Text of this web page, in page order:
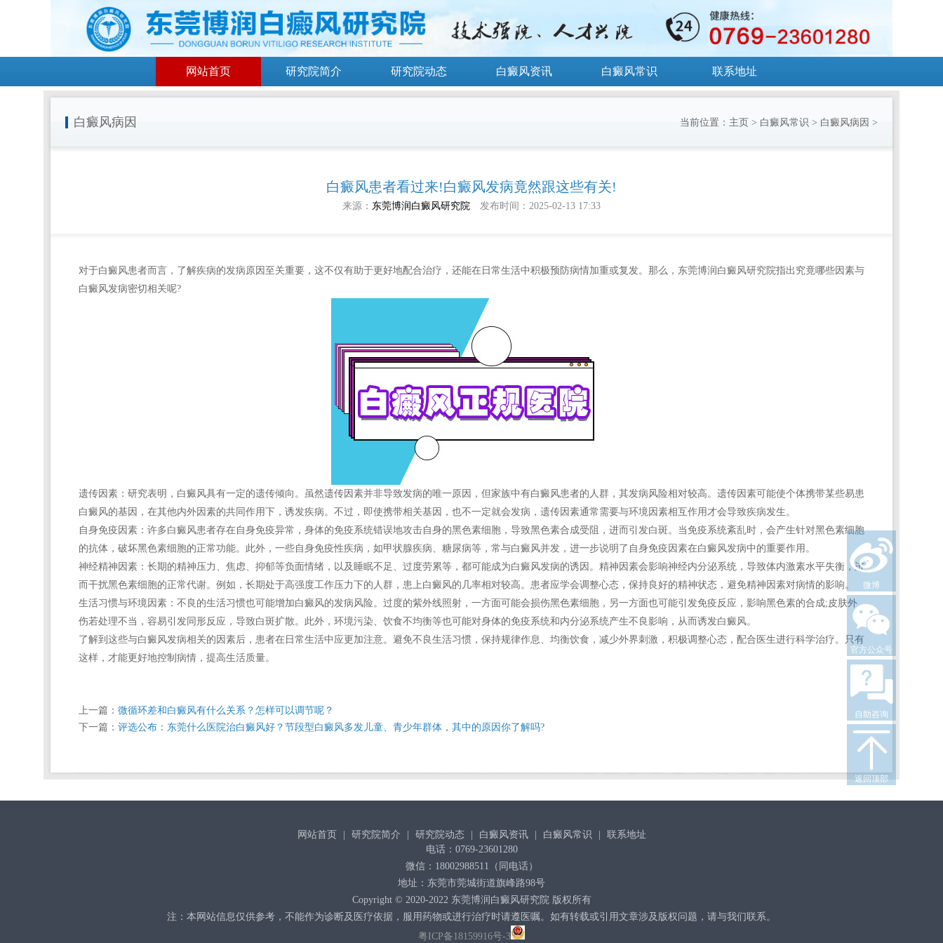
网站首页 研究院简介 研究院动态 白癜风资讯 白癜风常识 联系地址
白癜风病因 当前位置： 主页 > 白癜风常识 > 白癜风病因 >
白癜风患者看过来!白癜风发病竟然跟这些有关!
来源： 东莞博润白癜风研究院 发布时间：2025-02-13 17:33
对于白癜风患者而言，了解疾病的发病原因至关重要，这不仅有助于更好地配合治疗，还能在日常生活中积极预防病情加重或复发。那么， 东莞博润白癜风研究院指出究竟哪些因素与
白癜风发病密切相关呢?
遗传因素：研究表明，白癜风具有一定的遗传倾向。虽然遗传因素并非导致发病的唯一原因，但家族中有白癜风患者的人群，其发病风险相对较高。遗传因素可能使个体携带某些易患
白癜风的基因，在其他内外因素的共同作用下，诱发疾病。不过，即使携带相关基因，也不一定就会发病，遗传因素通常需要与环境因素相互作用才会导致疾病发生。
自身免疫因素：许多白癜风患者存在自身免疫异常，身体的免疫系统错误地攻击自身的黑色素细胞，导致黑色素合成受阻，进而引发白斑。当免疫系统紊乱时，会产生针对黑色素细胞
的抗体，破坏黑色素细胞的正常功能。此外，一些自身免疫性疾病，如甲状腺疾病、糖尿病等，常与白癜风并发，进一步说明了自身免疫因素在白癜风发病中的重要作用。
神经精神因素：长期的精神压力、焦虑、抑郁等负面情绪，以及睡眠不足、过度劳累等，都可能成为白癜风发病的诱因。精神因素会影响神经内分泌系统，导致体内激素水平失衡，进
而干扰黑色素细胞的正常代谢。例如，长期处于高强度工作压力下的人群，患上白癜风的几率相对较高。患者应学会调整心态，保持良好的精神状态，避免精神因素对病情的影响。
生活习惯与环境因素：不良的生活习惯也可能增加白癜风的发病风险。过度的紫外线照射，一方面可能会损伤黑色素细胞，另一方面也可能引发免疫反应，影响黑色素的合成;皮肤外
伤若处理不当，容易引发同形反应，导致白斑扩散。此外，环境污染、饮食不均衡等也可能对身体的免疫系统和内分泌系统产生不良影响，从而诱发白癜风。
了解到这些与白癜风发病相关的因素后，患者在日常生活中应更加注意。避免不良生活习惯，保持规律作息、均衡饮食，减少外界刺激，积极调整心态，配合医生进行科学治疗。只有
这样，才能更好地控制病情，提高生活质量。
上一篇： 微循环差和白癜风有什么关系？怎样可以调节呢？
下一篇： 评选公布：东莞什么医院治白癜风好？节段型白癜风多发儿童、青少年群体，其中的原因你了解吗?
网站首页 | 研究院简介 | 研究院动态 | 白癜风资讯 | 白癜风常识 |
联系地址
电话：0769-23601280
微信：18002988511（同电话）
地址：东莞市莞城街道旗峰路98号
Copyright © 2020-2022 东莞博润白癜风研究院 版权所有
注：本网站信息仅供参考，不能作为诊断及医疗依据，服用药物或进行治疗时请遵医嘱。如有转载或引用文章涉及版权问题，请与我们联系。
粤ICP备18159916号-3
微博
官方公众号
自助咨询
返回顶部